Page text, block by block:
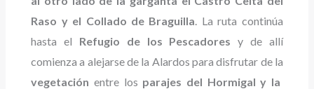
Raso y el Collado de Braguilla. La ruta continúa
hasta el Refugio de los Pescadores y de allí
comienza a alejarse de la Alardos para disfrutar de la
vegetación entre los parajes del Hormigal y la